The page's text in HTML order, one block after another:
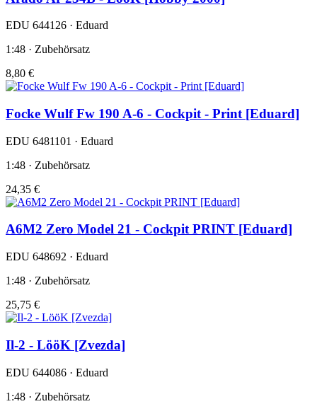
EDU 644126 · Eduard
1:48 · Zubehörsatz
8,80 €
Focke Wulf Fw 190 A-6 - Cockpit - Print [Eduard]
EDU 6481101 · Eduard
1:48 · Zubehörsatz
24,35 €
A6M2 Zero Model 21 - Cockpit PRINT [Eduard]
EDU 648692 · Eduard
1:48 · Zubehörsatz
25,75 €
Il-2 - LööK [Zvezda]
EDU 644086 · Eduard
1:48 · Zubehörsatz